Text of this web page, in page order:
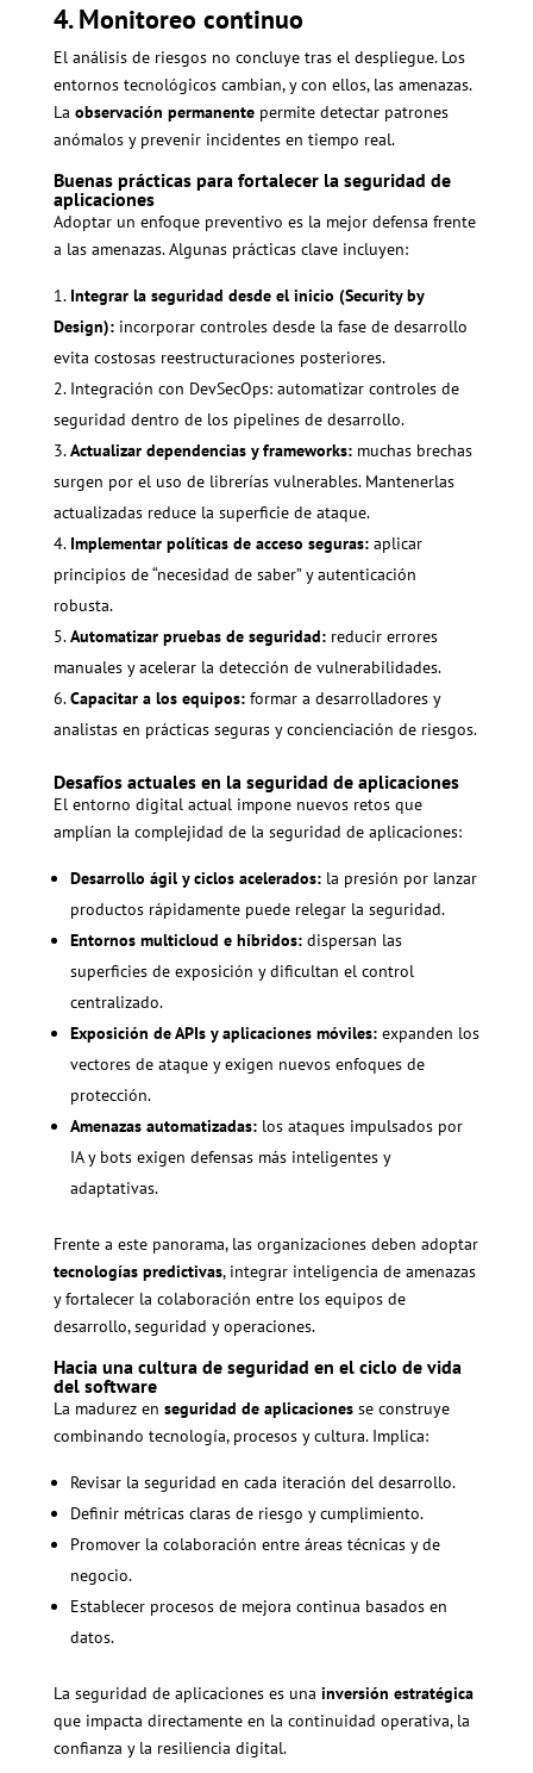
4. Monitoreo continuo
El análisis de riesgos no concluye tras el despliegue. Los
entornos tecnológicos cambian, y con ellos, las amenazas.
La observación permanentepermite detectar patrones
anómalos y prevenir incidentes en tiempo real.
Buenas prácticas para fortalecer la seguridad de
aplicaciones
Adoptar un enfoque preventivo es la mejor defensa frente
a las amenazas. Algunas prácticas clave incluyen:
Integrar la seguridad desde el inicio (Security by
Design):incorporar controles desde la fase de desarrollo
evita costosas reestructuraciones posteriores.
Integración con DevSecOps: automatizar controles de
seguridad dentro de los pipelines de desarrollo.
Actualizar dependencias y frameworks:muchas brechas
surgen por el uso de librerías vulnerables. Mantenerlas
actualizadas reduce la superficie de ataque.
Implementar políticas de acceso seguras:aplicar
principios de “necesidad de saber” y autenticación
robusta.
Automatizar pruebas de seguridad:reducir errores
manuales y acelerar la detección de vulnerabilidades.
Capacitar a los equipos:formar a desarrolladores y
analistas en prácticas seguras y concienciación de riesgos.
Desafíos actuales en la seguridad de aplicaciones
El entorno digital actual impone nuevos retos que
amplían la complejidad de la seguridad de aplicaciones:
Desarrollo ágil y ciclos acelerados:la presión por lanzar
productos rápidamente puede relegar la seguridad.
Entornos multicloud e híbridos:dispersan las
superficies de exposición y dificultan el control
centralizado.
Exposición de APIs y aplicaciones móviles:expanden los
vectores de ataque y exigen nuevos enfoques de
protección.
Amenazas automatizadas:los ataques impulsados por
IA y bots exigen defensas más inteligentes y
adaptativas.
Frente a este panorama, las organizaciones deben adoptar
tecnologías predictivas, integrar inteligencia de amenazas
y fortalecer la colaboración entre los equipos de
desarrollo, seguridad y operaciones.
Hacia una cultura de seguridad en el ciclo de vida
del software
La madurez en seguridad de aplicaciones se construye
combinando tecnología, procesos y cultura. Implica:
Revisar la seguridad en cada iteración del desarrollo.
Definir métricas claras de riesgo y cumplimiento.
Promover la colaboración entre áreas técnicas y de
negocio.
Establecer procesos de mejora continua basados en
datos.
La seguridad de aplicaciones es una inversión estratégica
que impacta directamente en la continuidad operativa, la
confianza y la resiliencia digital.